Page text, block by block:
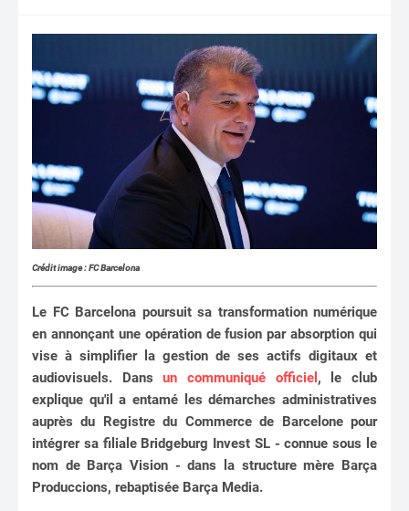
Crédit image : FC Barcelona
Le FC Barcelona poursuit sa transformation numérique
en annonçant une opération de fusion par absorption qui
vise à simplifier la gestion de ses actifs digitaux et
audiovisuels. Dansun communiqué officiel , le club
explique qu'il a entamé les démarches administratives
auprès du Registre du Commerce de Barcelone pour
intégrer sa filiale Bridgeburg Invest SL - connue sous le
nom de Barça Vision - dans la structure mère Barça
Produccions, rebaptisée Barça Media.